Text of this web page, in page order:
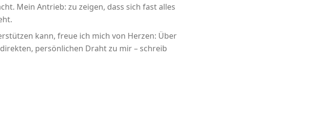
Mein Antrieb: zu zeigen, dass sich fast alles
kann, freue ich mich von Herzen: Über
persönlichen Draht zu mir – schreib